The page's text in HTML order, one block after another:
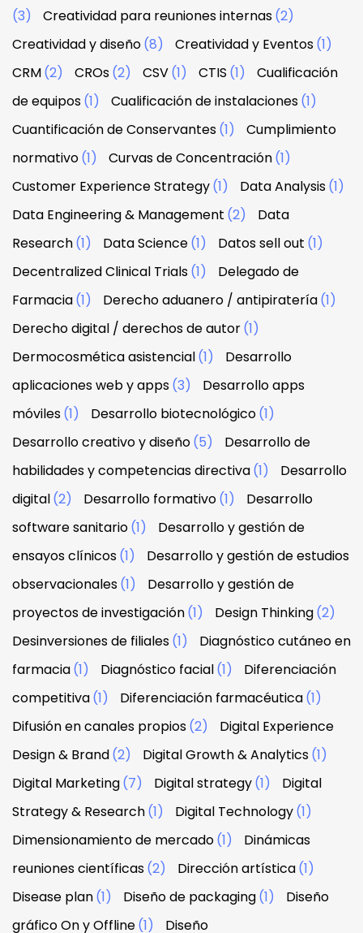
(3) Creatividad para reuniones internas(2)
Creatividad y diseño(8) Creatividad y Eventos(1)
CRM(2) CROs(2) CSV(1) CTIS (1)
Cualificación
de equipos(1) Cualificación de instalaciones(1)
Cuantificación de Conservantes(1)
Cumplimiento
normativo(1) Curvas de Concentración(1)
Customer Experience Strategy(1) Data Analysis(1)
Data Engineering & Management (2)
Data
Research(1) Data Science(1) Datos sell out (1)
Decentralized Clinical Trials(1)
Delegado de
Farmacia(1) Derecho aduanero / antipiratería(1)
Derecho digital / derechos de autor(1)
Dermocosmética asistencial(1)
Desarrollo
aplicaciones web y apps(3)
Desarrollo apps
móviles(1) Desarrollo biotecnológico(1)
Desarrollo creativo y diseño(5)
Desarrollo de
habilidades y competencias directiva(1)
Desarrollo
digital(2) Desarrollo formativo(1)
Desarrollo
software sanitario(1)
Desarrollo y gestión de
ensayos clínicos(1)
Desarrollo y gestión de estudios
observacionales(1)
Desarrollo y gestión de
proyectos de investigación(1) Design Thinking(2)
Desinversiones de filiales(1)
Diagnóstico cutáneo en
farmacia(1) Diagnóstico facial(1)
Diferenciación
competitiva(1) Diferenciación farmacéutica(1)
Difusión en canales propios(2)
Digital Experience
Design & Brand(2) Digital Growth & Analytics(1)
Digital Marketing(7) Digital strategy(1)
Digital
Strategy & Research(1) Digital Technology(1)
Dimensionamiento de mercado(1)
Dinámicas
reuniones científicas(2) Dirección artística(1)
Disease plan(1) Diseño de packaging(1)
Diseño
gráfico On y Offline(1)
Diseño